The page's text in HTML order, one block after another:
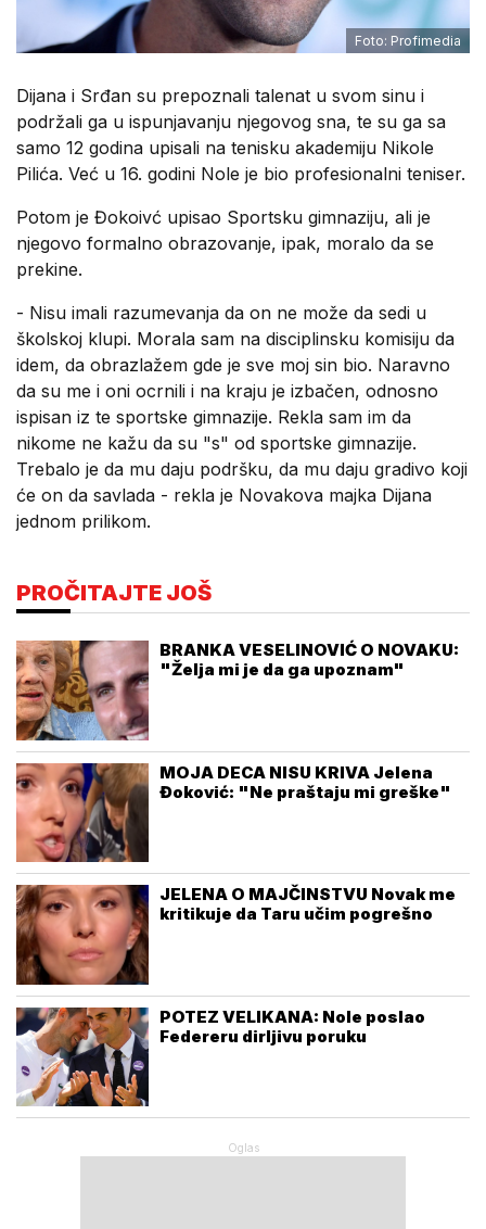
Foto: Profimedia
Dijana i Srđan su prepoznali talenat u svom sinu i
podržali ga u ispunjavanju njegovog sna, te su ga sa
samo 12 godina upisali na tenisku akademiju Nikole
Pilića. Već u 16. godini Nole je bio profesionalni teniser.
Potom je Đokoivć upisao Sportsku gimnaziju, ali je
njegovo formalno obrazovanje, ipak, moralo da se
prekine.
- Nisu imali razumevanja da on ne može da sedi u
školskoj klupi. Morala sam na disciplinsku komisiju da
idem, da obrazlažem gde je sve moj sin bio. Naravno
da su me i oni ocrnili i na kraju je izbačen, odnosno
ispisan iz te sportske gimnazije. Rekla sam im da
nikome ne kažu da su "s" od sportske gimnazije.
Trebalo je da mu daju podršku, da mu daju gradivo koji
će on da savlada - rekla je Novakova majka Dijana
jednom prilikom.
PROČITAJTE JOŠ
BRANKA VESELINOVIĆ O NOVAKU:
"Želja mi je da ga upoznam"
MOJA DECA NISU KRIVA Jelena
Đoković: "Ne praštaju mi greške"
JELENA O MAJČINSTVU Novak me
kritikuje da Taru učim pogrešno
POTEZ VELIKANA: Nole poslao
Federeru dirljivu poruku